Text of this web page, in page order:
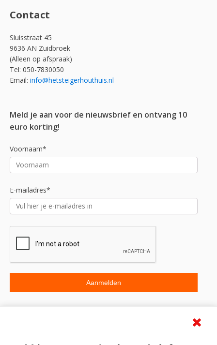
Contact
Sluisstraat 45
9636 AN Zuidbroek
(Alleen op afspraak)
Tel: 050-7830050
Email: info@hetsteigerhouthuis.nl
Meld je aan voor de nieuwsbrief en ontvang 10
euro korting!
Voornaam*
E-mailadres*